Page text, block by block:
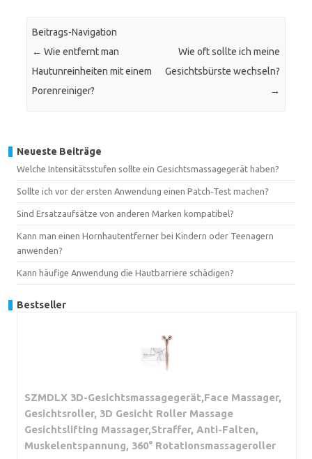
Beitrags-Navigation
← Wie entfernt man
Hautunreinheiten mit einem
Porenreiniger?
Wie oft sollte ich meine
Gesichtsbürste wechseln?
→
Neueste Beiträge
Welche Intensitätsstufen sollte ein Gesichtsmassagegerät haben?
Sollte ich vor der ersten Anwendung einen Patch‑Test machen?
Sind Ersatzaufsätze von anderen Marken kompatibel?
Kann man einen Hornhautentferner bei Kindern oder Teenagern
anwenden?
Kann häufige Anwendung die Hautbarriere schädigen?
Bestseller
SZMDLX 3D-Gesichtsmassagegerät,Face Massager,
Gesichtsroller, 3D Gesicht Roller Massage
Gesichtslifting Massager,Straffer, Anti-Falten,
Muskelentspannung, 360° Rotationsmassageroller